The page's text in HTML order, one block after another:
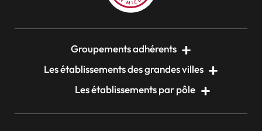
Groupements adhérents
Les établissements des grandes villes
Les établissements par pôle